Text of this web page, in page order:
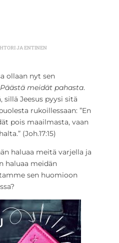
JA ENTINEN
ollaan nyt sen
Päästä meidät pahasta.
sillä Jeesus pyysi sitä
rukoillessaan: ”En
pois maailmasta, vaan
(Joh.17:15)
haluaa meitä varjella ja
haluaa meidän
sen huomioon